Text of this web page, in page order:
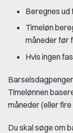
Beregnes ud
Timeløn
måneder før
Hvis ingen
Timelønnen
måneder (eller fire
Du skal søge om